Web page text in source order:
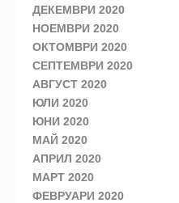
ДЕКЕМВРИ 2020
НОЕМВРИ 2020
ОКТОМВРИ 2020
СЕПТЕМВРИ 2020
АВГУСТ 2020
ЮЛИ 2020
ЮНИ 2020
МАЙ 2020
АПРИЛ 2020
МАРТ 2020
ФЕВРУАРИ 2020